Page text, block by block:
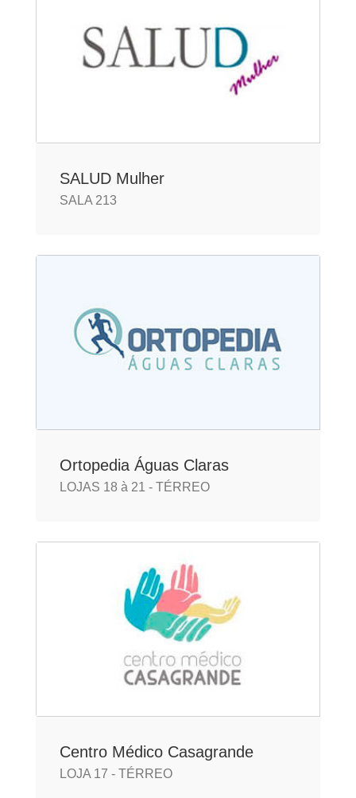
SALUD Mulher
SALA 213
Ortopedia Águas Claras
LOJAS 18 à 21 - TÉRREO
Centro Médico Casagrande
LOJA 17 - TÉRREO